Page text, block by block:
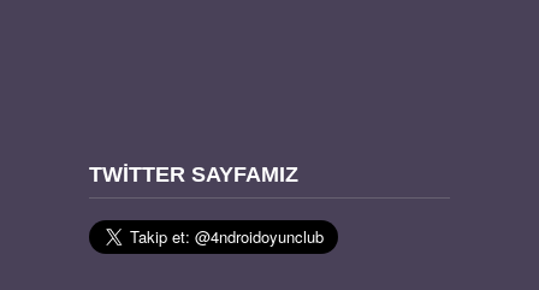
TWITTER SAYFAMIZ